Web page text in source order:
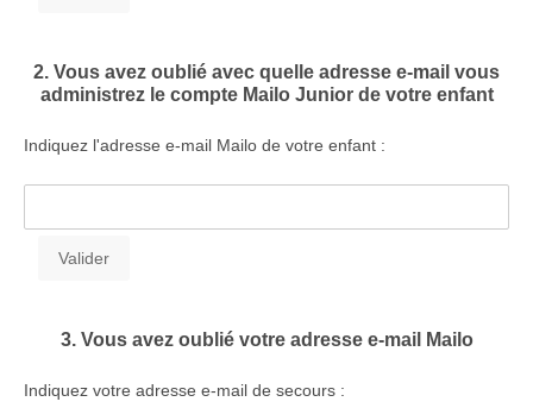
2. Vous avez oublié avec quelle adresse e-mail vous
administrez le compte Mailo Junior de votre enfant
Indiquez l'adresse e-mail Mailo de votre enfant :
3. Vous avez oublié votre adresse e-mail Mailo
Indiquez votre adresse e-mail de secours :